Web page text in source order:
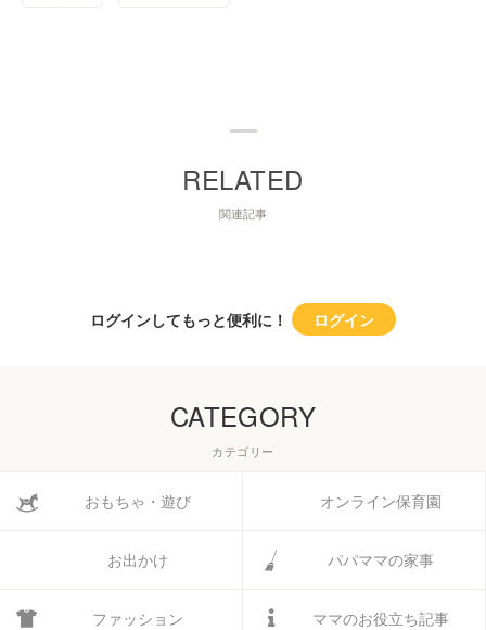
関連記事
ログインしてもっと便利に！ ログイン
CATEGORY
カテゴリー
おもちゃ・遊び オンライン保育園
お出かけ パパママの家事
ファッション ママのお役立ち記事